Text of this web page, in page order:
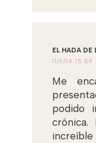
EL HADA DE
11/9/14 15:59
Me
podido
increíble